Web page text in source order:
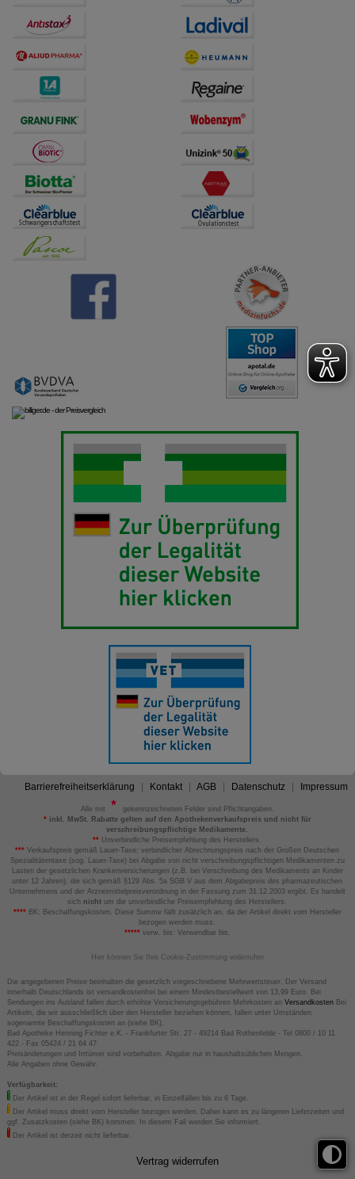
Barrierefreiheitserklärung Kontakt AGB Datenschutz Impressum
Alle mit
gekennzeichneten Felder sind Pflichtangaben.
*inkl. MwSt. Rabatte gelten auf den Apothekenverkaufspreis und nicht für
verschreibungspflichtige Medikamente.
** Unverbindliche Preisempfehlung des Herstellers.
*** Verkaufspreis gemäß Lauer-Taxe; verbindlicher Abrechnungspreis nach der Großen Deutschen
Spezialitätentaxe (sog. Lauer-Taxe) bei Abgabe von nicht verschreibungspflichtigen Medikamenten zu
Lasten der gesetzlichen Krankenversicherungen (z.B. bei Verschreibung des Medikaments an Kinder
unter 12 Jahren), die sich gemäß §129 Abs. 5a SGB V aus dem Abgabepreis des pharmazeutischen
Unternehmens und der Arzneimittelpreisverordnung in der Fassung zum 31.12.2003 ergibt. Es handelt
sich nicht um die unverbindliche Preisempfehlung des Herstellers.
****BK: Beschaffungskosten. Diese Summe fällt zusätzlich an, da der Artikel direkt vom Hersteller
bezogen werden muss.
*****verw. bis: Verwendbar bis.
Hier können Sie Ihre Cookie-Zustimmung widerrufen
Die angegebenen Preise beinhalten die gesetzlich vorgeschriebene Mehrwertsteuer. Der Versand
innerhalb Deutschlands ist versandkostenfrei bei einem Mindestbestellwert von 13,99 Euro. Bei
Sendungen ins Ausland fallen durch erhöhte Versicherungsgebühren Mehrkosten an VersandkostenBei
Artikeln, die wir ausschließlich über den Hersteller beziehen können, fallen unter Umständen
sogenannte Beschaffungskosten an (siehe BK).
Bad Apotheke Henning Fichter e.K. - Frankfurter Str. 27 - 49214 Bad Rothenfelde - Tel 0800 / 10 11
422 - Fax 05424 / 21 64 47
Preisänderungen und Irrtümer sind vorbehalten. Abgabe nur in haushaltsüblichen Mengen.
Alle Angaben ohne Gewähr.
Verfügbarkeit:
Der Artikel ist in der Regel sofort lieferbar, in Einzelfällen bis zu 6 Tage.
Der Artikel muss direkt vom Hersteller bezogen werden. Daher kann es zu längeren Lieferzeiten und
ggf. Zusatzkosten (siehe BK) kommen. In diesem Fall werden Sie informiert.
Der Artikel ist derzeit nicht lieferbar.
Vertrag widerrufen